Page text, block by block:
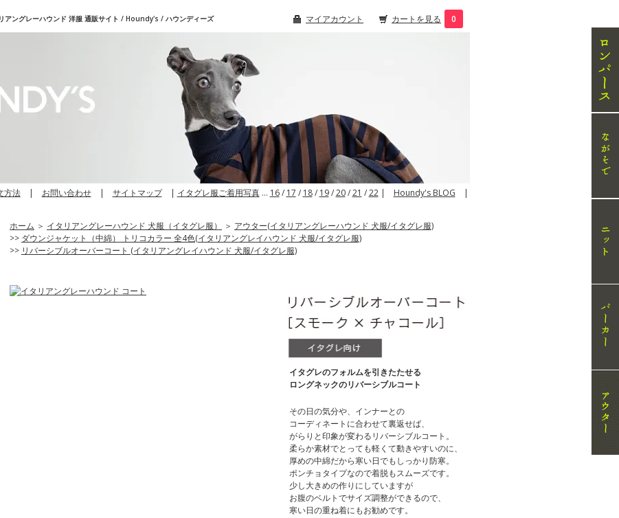
アングレーハウンド 洋服 通販サイト / Houndy's / ハウンディーズ マイアカウント カートを見る 0
方法| お問い合わせ| サイトマップ| イタグレ服ご着用写真… 16/ 17 / 18/ 19/20/21 /22| Houndy's BLOG |
ホーム ＞ イタリアングレーハウンド 犬服（イタグレ服） ＞ アウター(イタリアングレーハウンド 犬服/イタグレ服)
>> ダウンジャケット（中綿） トリコカラー 全4色(イタリアングレイハウンド 犬服/イタグレ服)
>> リバーシブルオーバーコート (イタリアングレイハウンド 犬服/イタグレ服)
イタグレのフォルムを引きたたせる
ロングネックのリバーシブルコート
その日の気分や、インナーとの
コーディネートに合わせて裏返せば、
がらりと印象が変わるリバーシブルコート。
柔らか素材でとっても軽くて動きやすいのに、
厚めの中綿だから寒い日でもしっかり防寒。
ポンチョタイプなので着脱もスムーズです。
少し大きめの作りにしていますが
お腹のベルトでサイズ調整ができるので、
寒い日の重ね着にもお勧めです。